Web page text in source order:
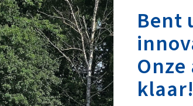
Bent
klaar!